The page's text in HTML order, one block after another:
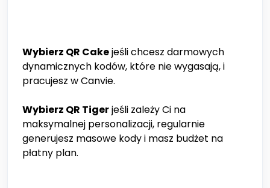
Wybierz QR Cakejeśli chcesz darmowych
dynamicznych kodów, które nie wygasają, i
pracujesz w Canvie.
Wybierz QR Tigerjeśli zależy Ci na
maksymalnej personalizacji, regularnie
generujesz masowe kody i masz budżet na
płatny plan.